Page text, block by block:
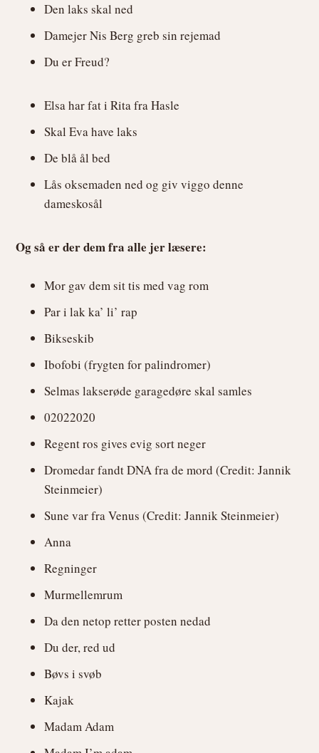
Den laks skal ned
Damejer Nis Berg greb sin rejemad
Du er Freud?
Elsa har fat i Rita fra Hasle
Skal Eva have laks
De blå ål bed
Lås oksemaden ned og giv viggo denne
dameskosål
Og så er der dem fra alle jer læsere:
Mor gav dem sit tis med vag rom
Par i lak ka’ li’ rap
Bikseskib
Ibofobi (frygten for palindromer)
Selmas lakserøde garagedøre skal samles
02022020
Regent ros gives evig sort neger
Dromedar fandt DNA fra de mord (Credit: Jannik
Steinmeier)
Sune var fra Venus (Credit: Jannik Steinmeier)
Anna
Regninger
Murmellemrum
Da den netop retter posten nedad
Du der, red ud
Bøvs i svøb
Kajak
Madam Adam